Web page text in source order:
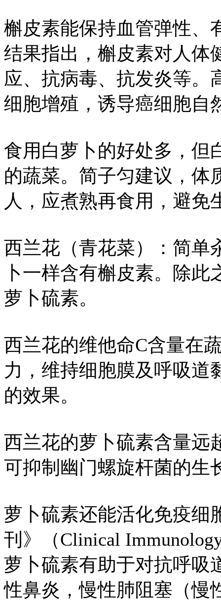
槲皮素能保持血管弹性、
结果指出，槲皮素对人体
应、抗病毒、抗发炎等。
细胞增殖，诱导癌细胞自
食用白萝卜的好处多，但
的蔬菜。简子匀建议，体
人，应煮熟再食用，避免
西兰花（青花菜）：简单
卜一样含有槲皮素。除
萝卜硫素。
西兰花的维他命C含量在
力，维持细胞膜及呼吸道
的效果。
西兰花的萝卜硫素含量远
可抑制幽门螺旋杆菌的生
萝卜硫素还能活化免疫细
刊》（Clinical
萝卜硫素有助于对抗呼吸
性鼻炎，慢性肺阻塞（慢